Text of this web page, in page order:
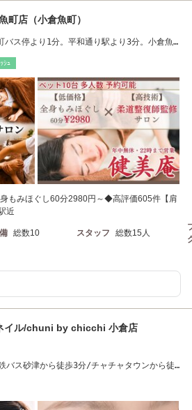
町店（小倉魚町）
バス停より1分。平和通り駅より3分。小倉魚
ｼｭ
もみほぐし60分2980円～◆高評価605件【肩
近
総数10 スタッフ 総数15人
イル/chuni by chicchi 小倉店
バス砂津から徒歩3分/チャチャタウンから徒